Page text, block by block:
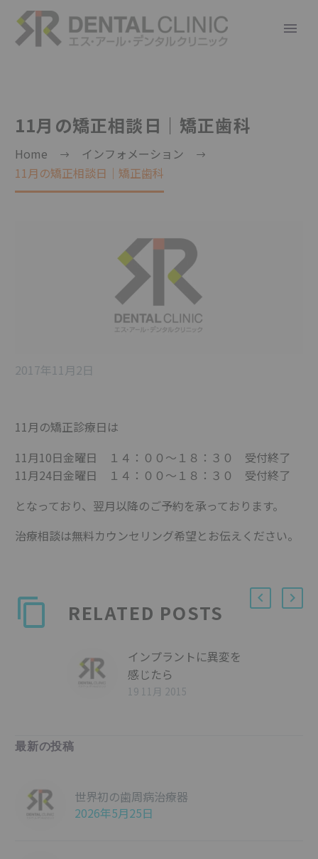
11月の矯正相談日｜矯正歯科
Home
インフォメーション
11月の矯正相談日｜矯正歯科
2017年11月2日
11月の矯正診療日は
11月10日金曜日 １４：００〜１８：３０ 受付終了
11月24日金曜日 １４：００〜１８：３０ 受付終了
となっており、翌月以降のご予約を承っております。
治療相談は無料カウンセリング希望とお伝えください。
RELATED POSTS
インプラントに異変を
感じたら
19 11月 2015
最新の投稿
世界初の歯周病治療器
2026年5月25日